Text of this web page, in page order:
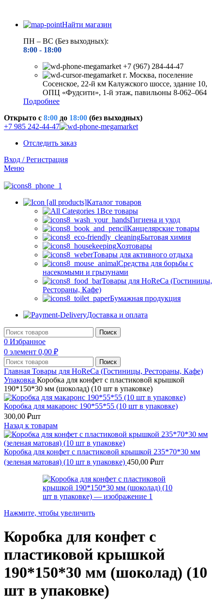
Найти магазин
ПН – ВС (Без выходных):
8:00 - 18:00
+7 (967) 284-44-47
г. Москва, поселение
Сосенское, 22-й км Калужского шоссе, здание 10,
ОПЦ «Фудсити», 1-й этаж, павильоны 8-062–064
Подробнее
Открыто c 8:00 до 18:00 (без выходных)
+7 985 242-44-47
Отследить заказ
Вход / Регистрация
Меню
Каталог товаров
Все товары
Гигиена и уход
Канцелярские товары
Бытовая химия
Хозтовары
Товары для активного отдыха
Средства для борьбы с
насекомыми и грызунами
Товары для HoReCa (Гостиницы,
Рестораны, Кафе)
Бумажная продукция
Доставка и оплата
Поиск
0 Избранное
0 элемент 0,00 ₽
Поиск
Главная Товары для HoReCa (Гостиницы, Рестораны, Кафе)
Упаковка Коробка для конфет с пластиковой крышкой
190*150*30 мм (шоколад) (10 шт в упаковке)
Коробка для макаронс 190*55*55 (10 шт в упаковке)
300,00 ₽шт
Назад к товарам
Коробка для конфет с пластиковой крышкой 235*70*30 мм
(зеленая матовая) (10 шт в упаковке) 450,00 ₽шт
Нажмите, чтобы увеличить
Коробка для конфет с
пластиковой крышкой
190*150*30 мм (шоколад) (10
шт в упаковке)